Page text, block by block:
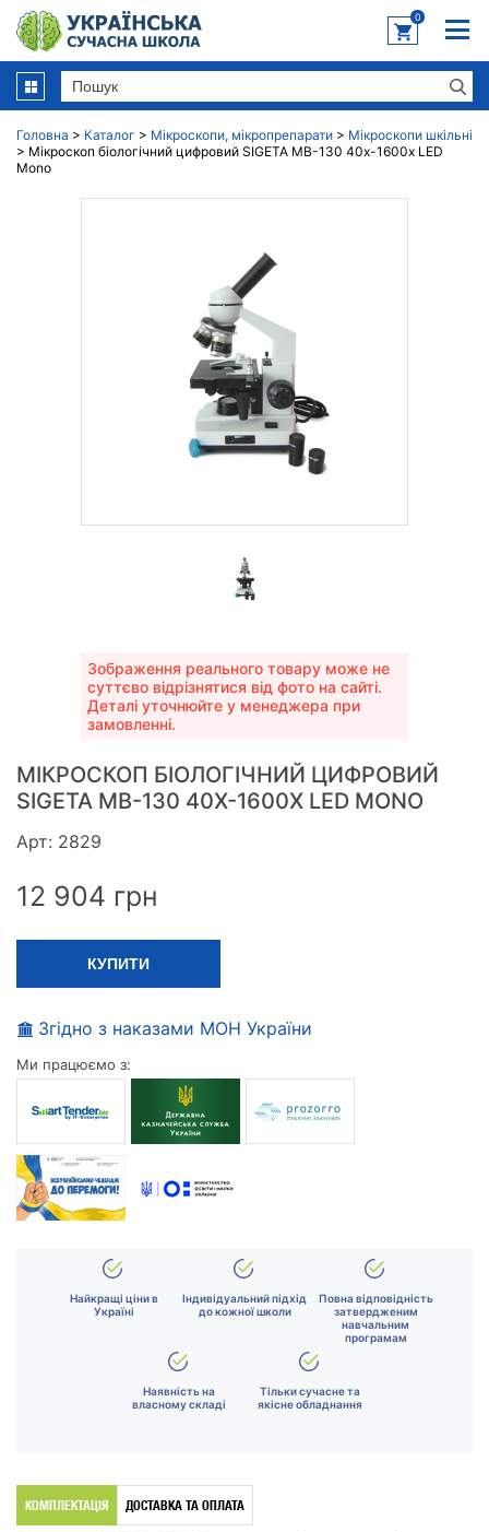
0
Головна > Каталог > Мікроскопи, мікропрепарати > Мікроскопи шкільні
> Мікроскоп біологічний цифровий SIGETA MB-130 40x-1600x LED
Mono
Зображення реального товару може не
суттєво відрізнятися від фото на сайті.
Деталі уточнюйте у менеджера при
замовленні.
МІКРОСКОП БІОЛОГІЧНИЙ ЦИФРОВИЙ
SIGETA MB-130 40X-1600X LED MONO
Арт: 2829
12 904 грн
КУПИТИ
Згідно з наказами МОН України
Ми працюємо з:
Найкращі ціни в
Україні
Індивідуальний підхід
до кожної школи
Повна відповідність
затвердженим
навчальним
програмам
Наявність на
власному складі
Тільки сучасне та
якісне обладнання
КОМПЛЕКТАЦІЯ ДОСТАВКА ТА ОПЛАТА